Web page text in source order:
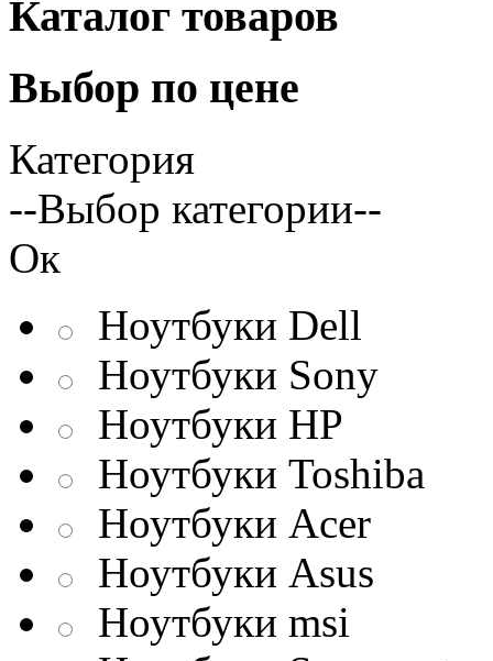
Каталог товаров
Выбор по цене
Категория
--Выбор категории--
Ок
Ноутбуки Dell
Ноутбуки Sony
Ноутбуки HP
Ноутбуки Toshiba
Ноутбуки Acer
Ноутбуки Asus
Ноутбуки msi